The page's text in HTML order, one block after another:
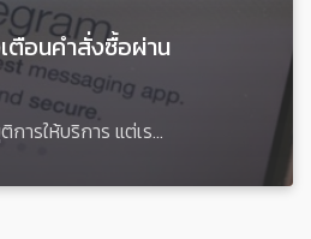
ตือนคำสั่งซื้อผ่าน
ารให้บริการ แต่เร...